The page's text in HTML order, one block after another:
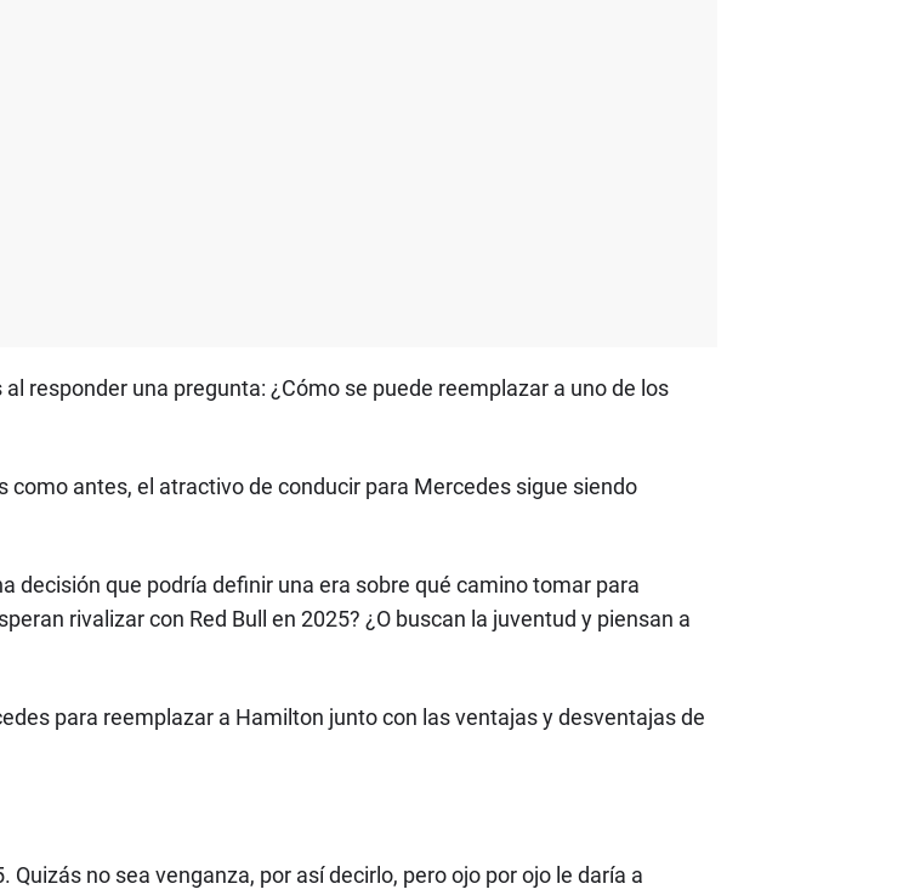
responder una pregunta: ¿Cómo se puede reemplazar a uno de los
antes, el atractivo de conducir para Mercedes sigue siendo
decisión que podría definir una era sobre qué camino tomar para
rivalizar con Red Bull en 2025? ¿O buscan la juventud y piensan a
para reemplazar a Hamilton junto con las ventajas y desventajas de
no sea venganza, por así decirlo, pero ojo por ojo le daría a